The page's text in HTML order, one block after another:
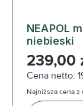
NEAPOL
niebieski
Cena
239,00
Cena netto:
Najniższa cena